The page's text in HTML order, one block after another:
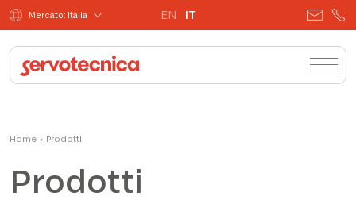
Mercato: Italia EN IT
Home › Prodotti
Prodotti